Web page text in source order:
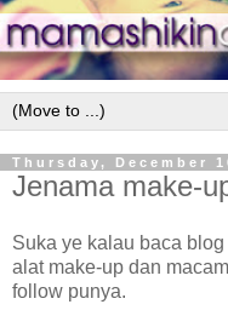
Thursday, December
Jenama make-
Suka ye kalau baca
alat make-up dan
follow punya.